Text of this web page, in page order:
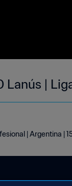
Lanús |
| Argentina |